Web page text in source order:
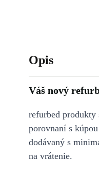
Opis
Váš nový
refurbed produkty
porovnaní s
dodávaný s
na vrátenie.